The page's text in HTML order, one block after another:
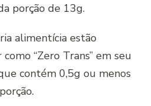
porção de 13g.
alimentícia estão
“Zero Trans” em seu
contém 0,5g ou menos